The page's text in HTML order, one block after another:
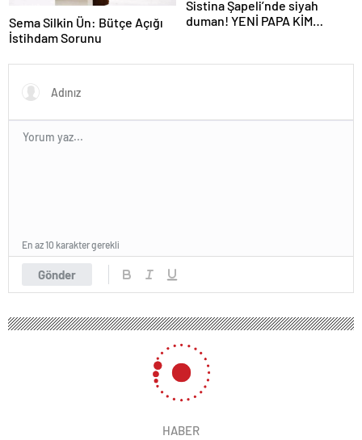
Sema Silkin Ün: Bütçe Açığı
İstihdam Sorunu
Sistina Şapeli’nde siyah
duman! YENİ PAPA KİM
Gönder
En az 10 karakter gerekli
HABER